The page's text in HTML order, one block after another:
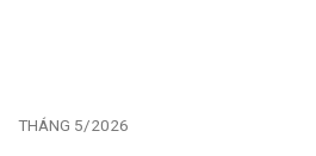
THÁNG 5/2026